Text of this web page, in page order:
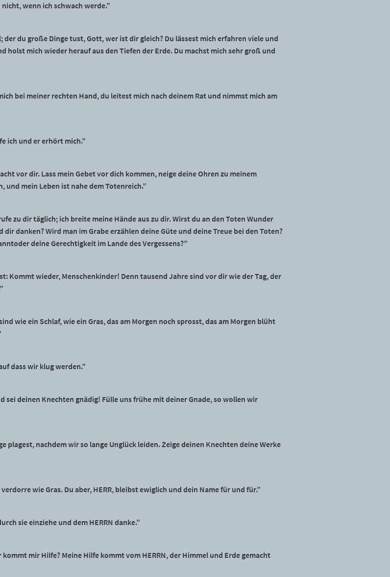
wenn ich schwach werde.”
du große Dinge tust, Gott, wer ist dir gleich? Du lässest mich erfahren viele und
holst mich wieder herauf aus den Tiefen der Erde. Du machst mich sehr groß und
bei meiner rechten Hand, du leitest mich nach deinem Rat und nimmst mich am
ich und er erhört mich.”
vor dir. Lass mein Gebet vor dich kommen, neige deine Ohren zu meinem
und mein Leben ist nahe dem Totenreich.”
zu dir täglich; ich breite meine Hände aus zu dir. Wirst du an den Toten Wunder
danken? Wird man im Grabe erzählen deine Güte und deine Treue bei den Toten?
deine Gerechtigkeit im Lande des Vergessens?”
Kommt wieder, Menschenkinder! Denn tausend Jahre sind vor dir wie der Tag, der
wie ein Schlaf, wie ein Gras, das am Morgen noch sprosst, das am Morgen blüht
dass wir klug werden.”
sei deinen Knechten gnädig! Fülle uns frühe mit deiner Gnade, so wollen wir
plagest, nachdem wir so lange Unglück leiden. Zeige deinen Knechten deine Werke
wie Gras. Du aber, HERR, bleibst ewiglich und dein Name für und für.”
sie einziehe und dem HERRN danke.”
mir Hilfe? Meine Hilfe kommt vom HERRN, der Himmel und Erde gemacht